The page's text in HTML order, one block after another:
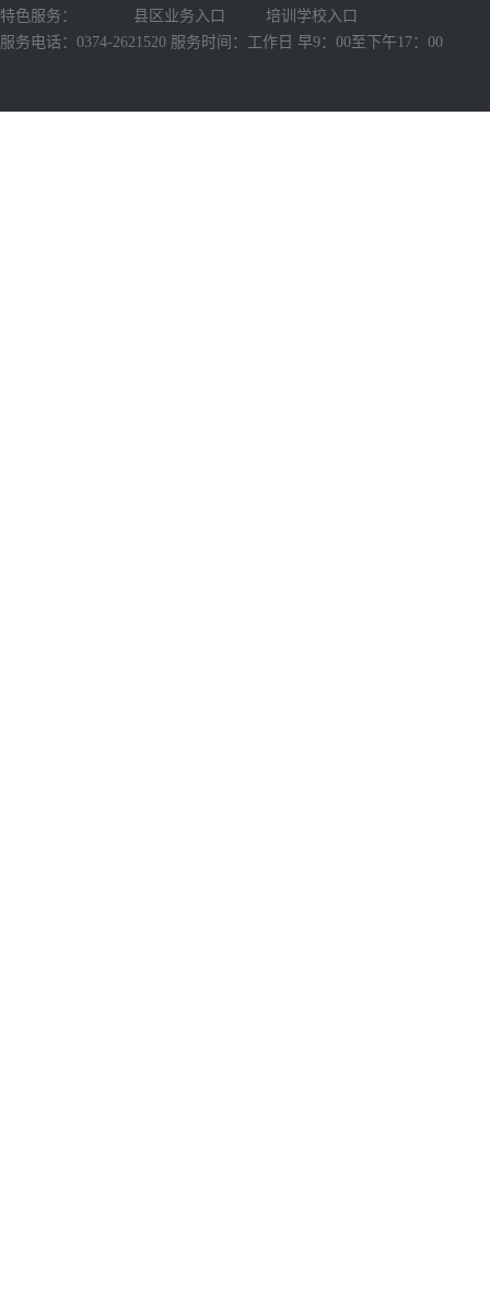
特色服务：
县区业务入口
培训学校入口
服务电话：0374-2621520 服务时间：工作日 早9：00至下午17：00